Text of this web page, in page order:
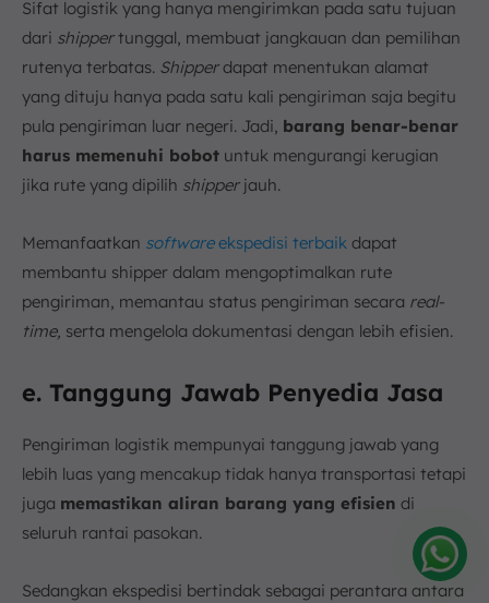
Sifat logistik yang hanya mengirimkan pada satu tujuan
dari shippertunggal, membuat jangkauan dan pemilihan
rutenya terbatas. Shipperdapat menentukan alamat
yang dituju hanya pada satu kali pengiriman saja begitu
pula pengiriman luar negeri. Jadi, barang benar-benar
harus memenuhi bobot untuk mengurangi kerugian
jika rute yang dipilih shipperjauh.
Memanfaatkan softwareekspedisi terbaik dapat
membantu shipper dalam mengoptimalkan rute
pengiriman, memantau status pengiriman secara real-
time, serta mengelola dokumentasi dengan lebih efisien.
e. Tanggung Jawab Penyedia Jasa
Pengiriman logistik mempunyai tanggung jawab yang
lebih luas yang mencakup tidak hanya transportasi tetapi
juga memastikan aliran barang yang efisien di
seluruh rantai pasokan.
Sedangkan ekspedisi bertindak sebagai perantara antara
Amelia